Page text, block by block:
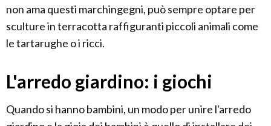
non ama questi marchingegni, può sempre optare per
sculture in terracotta raffiguranti piccoli animali come
le tartarughe o i ricci.
L'arredo giardino: i giochi
Quando si hanno bambini, un modo per unire l'arredo